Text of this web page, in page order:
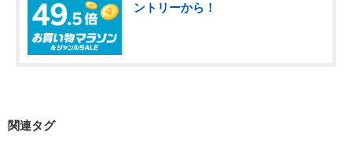
ントリーから！
関連タグ